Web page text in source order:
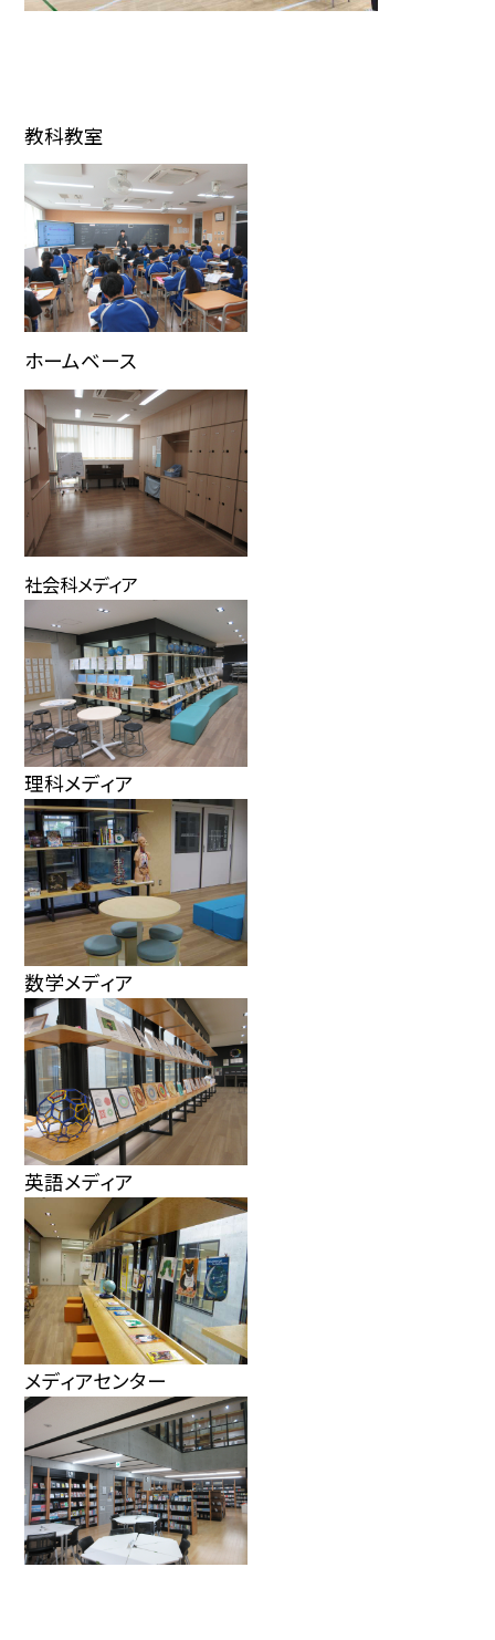
教科教室
ホームベース
社会科メディア
理科メディア
数学メディア
英語メディア
メディアセンター